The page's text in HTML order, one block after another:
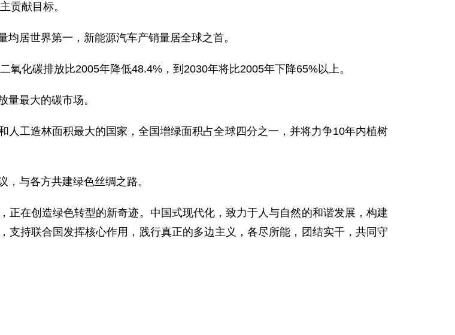
贡献目标。
居世界第一，新能源汽车产销量居全球之首。
化碳排放比2005年降低48.4%，到2030年将比2005年下降65%以上。
最大的碳市场。
人工造林面积最大的国家，全国增绿面积占全球四分之一，并将力争10年内植树
与各方共建绿色丝绸之路。
正在创造绿色转型的新奇迹。中国式现代化，致力于人与自然的和谐发展，构建
支持联合国发挥核心作用，践行真正的多边主义，各尽所能，团结实干，共同守